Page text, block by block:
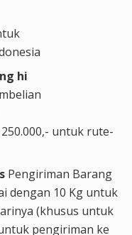
hi
250.000,- untuk rute-
Pengiriman Barang
dengan 10 Kg untuk
(khusus untuk
pengiriman ke